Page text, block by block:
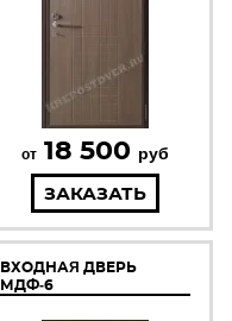
от 18 500 руб
ЗАКАЗАТЬ
ВХОДНАЯ ДВЕРЬ
МДФ-6